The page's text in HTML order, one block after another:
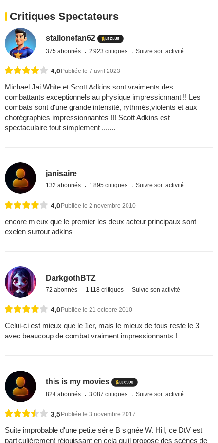
Critiques Spectateurs
stallonefan62
375 abonnés 2 923 critiques Suivre son activité
4,0Publiée le 7 avril 2023
Michael Jai White et Scott Adkins sont vraiments des
combattants exceptionnels au physique impressionnant !! Les
combats sont d'une grande intensité, rythmés,violents et aux
chorégraphies impressionnantes !!! Scott Adkins est
spectaculaire tout simplement .......
janisaire
132 abonnés 1 895 critiques Suivre son activité
4,0 Publiée le 2 novembre 2010
encore mieux que le premier les deux acteur principaux sont
exelen surtout adkins
DarkgothBTZ
72 abonnés 1 118 critiques Suivre son activité
4,0 Publiée le 21 octobre 2010
Celui-ci est mieux que le 1er, mais le mieux de tous reste le 3
avec beaucoup de combat vraiment impressionnants !
this is my movies
824 abonnés 3 087 critiques Suivre son activité
3,5Publiée le 3 novembre 2017
Suite improbable d'une petite série B signée W. Hill, ce DtV est
particulièrement réjouissant en cela qu'il propose des scènes de